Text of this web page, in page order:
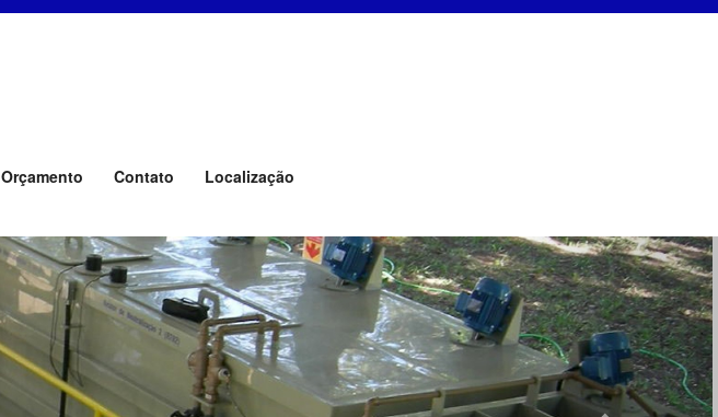
Orçamento Contato Localização
Next